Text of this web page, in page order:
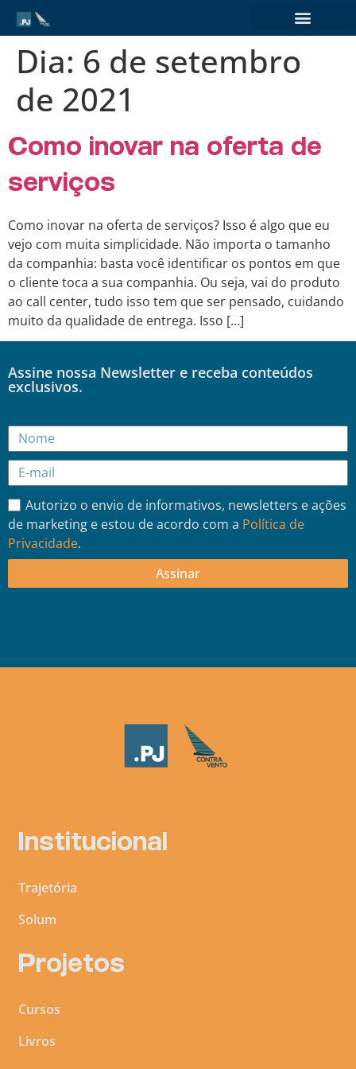
Dia: 6 de setembro
de 2021
Como inovar na oferta de
serviços
Como inovar na oferta de serviços? Isso é algo que eu
vejo com muita simplicidade. Não importa o tamanho
da companhia: basta você identificar os pontos em que
o cliente toca a sua companhia. Ou seja, vai do produto
ao call center, tudo isso tem que ser pensado, cuidando
muito da qualidade de entrega. Isso […]
Assine nossa Newsletter e receba conteúdos
exclusivos.
Autorizo o envio de informativos, newsletters e ações
de marketing e estou de acordo com a Política de
Privacidade.
Assinar
Institucional
Trajetória
Solum
Projetos
Cursos
Livros